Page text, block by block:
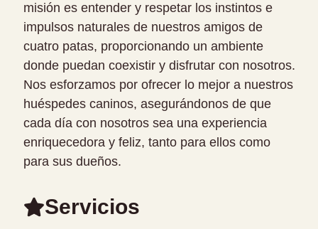
misión es entender y respetar los instintos e
impulsos naturales de nuestros amigos de
cuatro patas, proporcionando un ambiente
donde puedan coexistir y disfrutar con nosotros.
Nos esforzamos por ofrecer lo mejor a nuestros
huéspedes caninos, asegurándonos de que
cada día con nosotros sea una experiencia
enriquecedora y feliz, tanto para ellos como
para sus dueños.
Servicios